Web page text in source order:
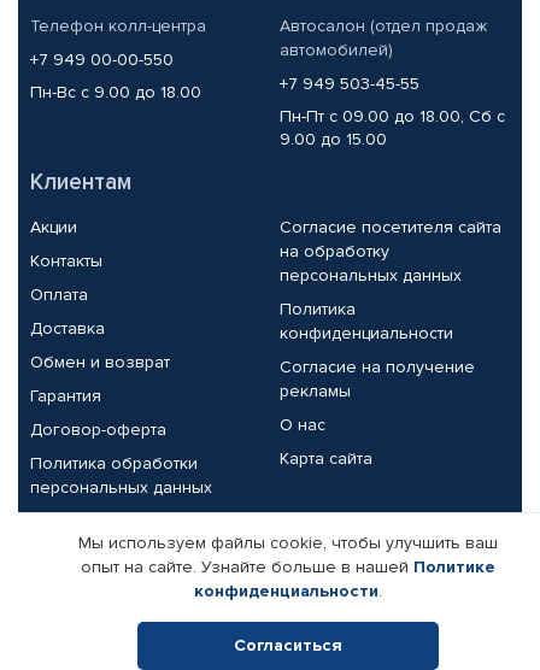
Телефон колл-центра
+7 949 00-00-550
Пн-Вс с 9.00 до 18.00
Автосалон (отдел продаж
автомобилей)
+7 949 503-45-55
Пн-Пт с 09.00 до 18.00, Сб с
9.00 до 15.00
Клиентам
Акции
Контакты
Оплата
Доставка
Обмен и возврат
Гарантия
Договор-оферта
Политика обработки
персональных данных
Согласие посетителя сайта
на обработку
персональных данных
Политика
конфиденциальности
Согласие на получение
рекламы
О нас
Карта сайта
Партнерам
Корпоративным клиентам
Поставщикам
Реквизиты компании
Мы используем файлы cookie, чтобы улучшить ваш
опыт на сайте. Узнайте больше в нашей Политике
конфиденциальности.
Согласиться